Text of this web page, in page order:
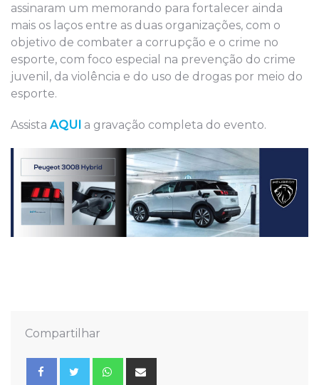
assinaram um memorando para fortalecer ainda
mais os laços entre as duas organizações, com o
objetivo de combater a corrupção e o crime no
esporte, com foco especial na prevenção do crime
juvenil, da violência e do uso de drogas por meio do
esporte.
Assista AQUI a gravação completa do evento.
Compartilhar
Whatsapp